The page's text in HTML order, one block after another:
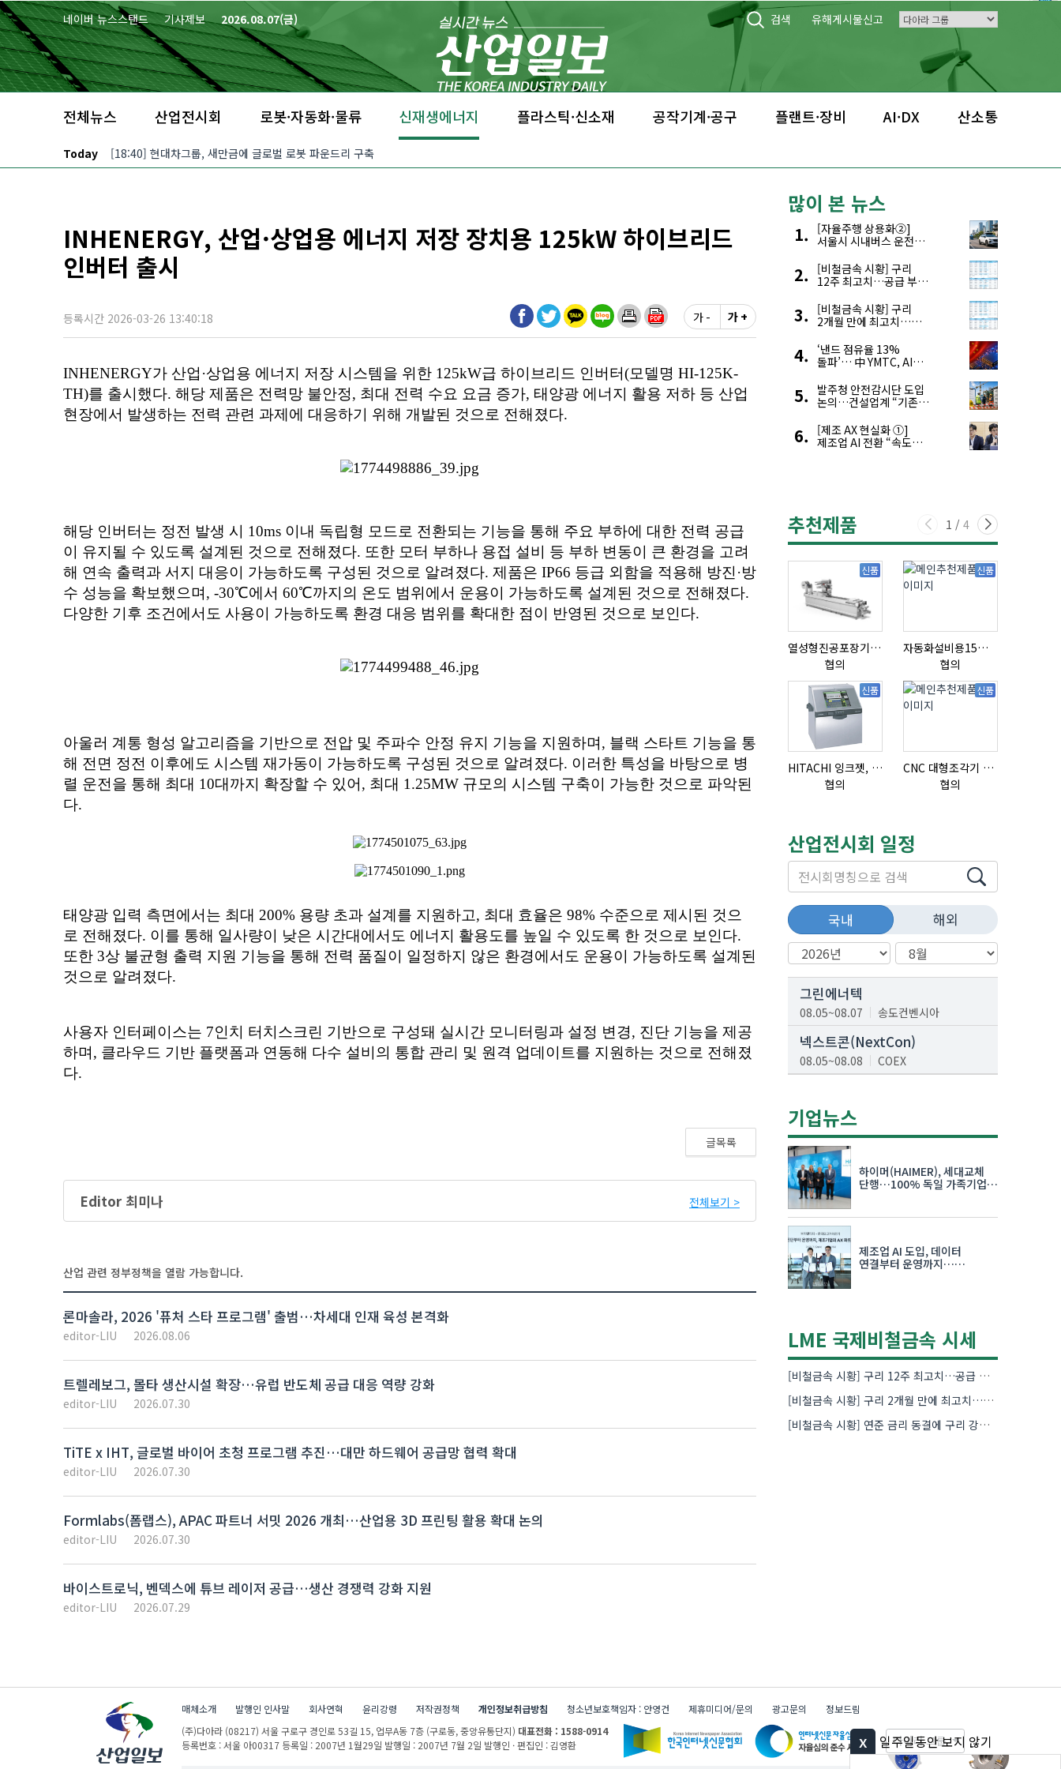
본문 바로가기
네이버 뉴스스탠드 기사제보 2026.08.07(금) 검색 유해게시물신고
전체뉴스 산업전시회 로봇·자동화·물류 신재생에너지 플라스틱·신소재 공작기계·공구 플랜트·장비 AI·DX 산소통
Today [18:40] 현대차그룹, 새만금에 글로벌 로봇 파운드리 구축
INHENERGY, 산업·상업용 에너지 저장 장치용 125kW 하이브리드
인버터 출시
등록시간 2026-03-26 13:40:18 가 - 가 +
글목록
Editor 최미나 전체보기 >
산업 관련 정부정책을 열람 가능합니다.
론마솔라, 2026 '퓨처 스타 프로그램' 출범…차세대 인재 육성 본격화
editor-LIU 2026.08.06
트렐레보그, 몰타 생산시설 확장…유럽 반도체 공급 대응 역량 강화
editor-LIU 2026.07.30
TiTE x IHT, 글로벌 바이어 초청 프로그램 추진…대만 하드웨어 공급망 협력 확대
editor-LIU 2026.07.30
Formlabs(폼랩스), APAC 파트너 서밋 2026 개최…산업용 3D 프린팅 활용 확대 논의
editor-LIU 2026.07.30
바이스트로닉, 벤덱스에 튜브 레이저 공급…생산 경쟁력 강화 지원
editor-LIU 2026.07.29
많이 본 뉴스
[자율주행 상용화②]
서울시 시내버스 운전자
해결한다
[비철금속 시황] 구리
12주 최고치…공급 부족
[비철금속 시황] 구리
2개월 만에 최고치…
우려 확대
‘낸드 점유율 13%
돌파’… 中 YMTC, AI
4위 맹추격
발주청 안전감시단 도입
논의…건설업계 “기존
[제조 AX 현실화 ①]
제조업 AI 전환 “속도와
추천제품 1 / 4
신품
열성형진공포장기 표준형 모델 OMNIVAC S-200
협의
신품
자동화설비용15ml자동주입기
협의
신품
HITACHI 잉크젯, RX2-BD160S
협의
신품
CNC 대형조각기 K-2040B
협의
산업전시회 일정
국내 해외
그린에너텍
08.05~08.07 송도컨벤시아
넥스트콘(NextCon)
08.05~08.08 COEX
08.19~08.21
K-PRINT
08.19~08.22
자율주행모빌리티산업전
08.25~08.27
차세대 반도체 패키징 산업전
08.26~08.28 수원컨벤션센터
기업뉴스
하이머(HAIMER), 세대교체
단행…100% 독일 가족기업
제조업 AI 도입, 데이터
연결부터 운영까지…
LME 국제비철금속 시세
[비철금속 시황] 구리 12주 최고치…공급 부족 우려에 강세
[비철금속 시황] 구리 2개월 만에 최고치…재고 감소에 공급 부족 우려 확대
[비철금속 시황] 연준 금리 동결에 구리 강세…공급 부족 우려도 가격 지지
x 일주일동안 보지 않기
매체소개 발행인 인사말 회사연혁 윤리강령 저작권정책 개인정보취급방침 청소년보호책임자 : 안영건 제휴미디어/문의 광고문의
정보드림
(주)다아라 (08217) 서울 구로구 경인로 53길 15,업무A동 7층 (구로동, 중앙유통단지) 대표전화 : 1588-0914
등록번호 : 서울 아00317 등록일 : 2007년 1월29일 발행일 : 2007년 7월 2일 발행인 · 편집인 : 김영환 다아라 그룹